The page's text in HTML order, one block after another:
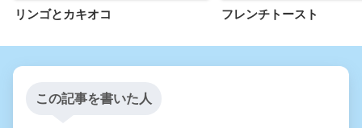
リンゴとカキオコ フレンチトースト
この記事を書いた人